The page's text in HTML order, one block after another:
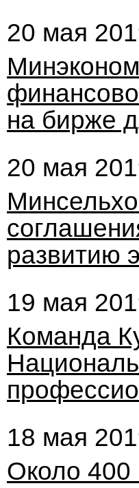
20 мая
на бирже
20 мая
развитию
19 мая
Команда
18 мая
Около